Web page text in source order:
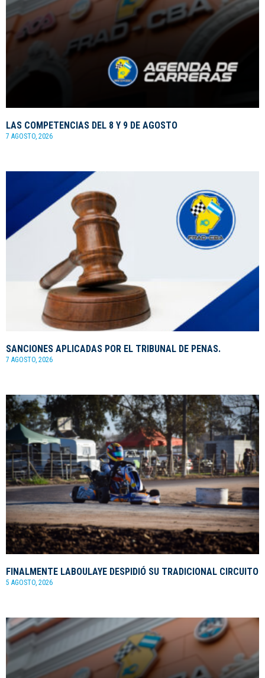
LAS COMPETENCIAS DEL 8 Y 9 DE AGOSTO
7 AGOSTO, 2026
SANCIONES APLICADAS POR EL TRIBUNAL DE PENAS.
7 AGOSTO, 2026
FINALMENTE LABOULAYE DESPIDIÓ SU TRADICIONAL CIRCUITO
5 AGOSTO, 2026